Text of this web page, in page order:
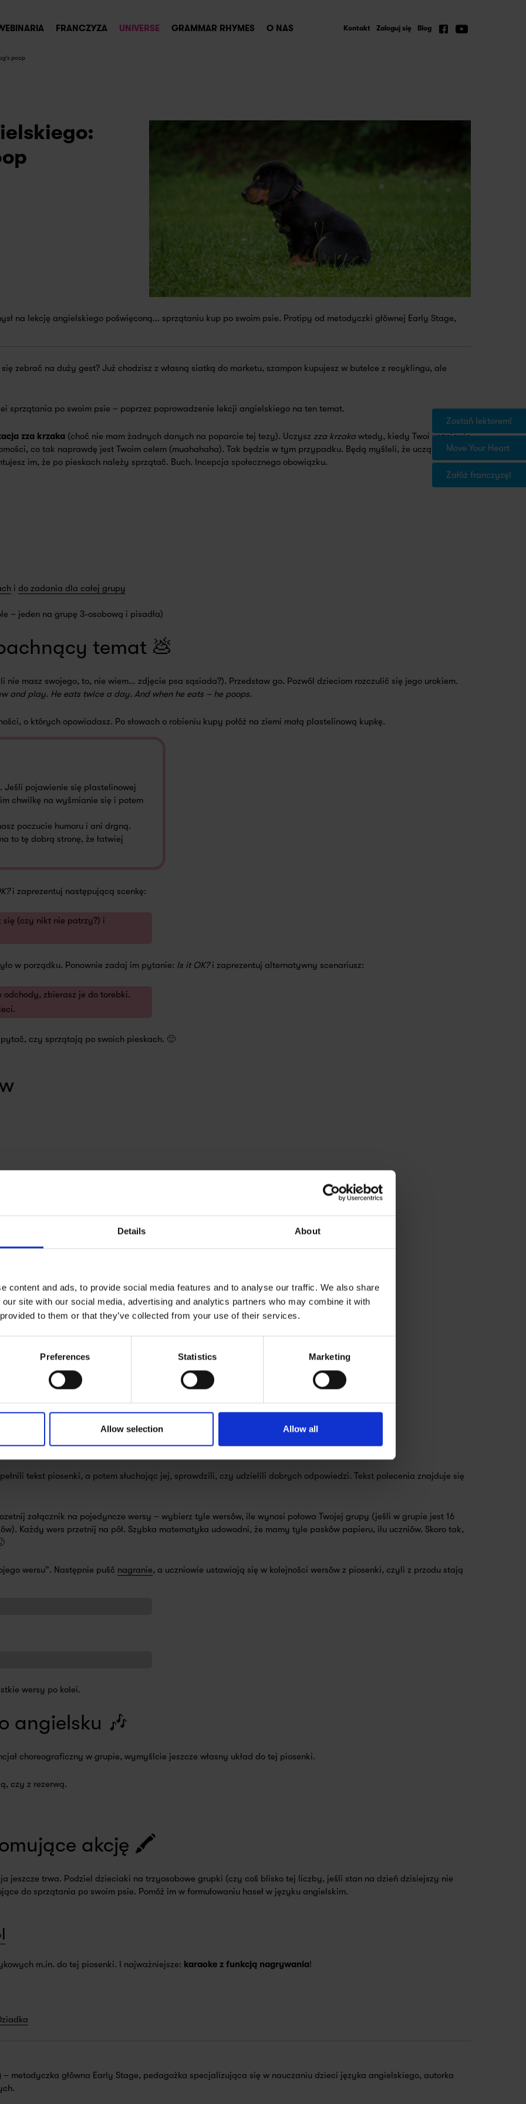
Details About
content and ads, to provide social media features and to analyse our traffic. We also share
site with our social media, advertising and analytics partners who may combine it with
to them or that they’ve collected from your use of their services.
Preferences Statistics Marketing
Allow selection Allow all
FRANCZYZA UNIVERSE GRAMMAR RHYMES O NAS
Zostań lektorem!
Move Your Heart
Załóż franczyzę!
Kontakt Zaloguj się Blog
poop
na lekcję angielskiego poświęconą... sprzątaniu kup po swoim psie. Protipy od metodyczki głównej Early Stage,
zebrać na duży gest? Już chodzisz z własną siatką do marketu, szampon kupujesz w butelce z recyklingu, ale
sprzątania po swoim psie – poprzez poprowadzenie lekcji angielskiego na ten temat.
zza krzaka (choć nie mam żadnych danych na poparcie tej tezy). Uczysz zza krzaka wtedy, kiedy Twoi uczniowie
co tak naprawdę jest Twoim celem (muahahaha). Tak będzie w tym przypadku. Będą myśleli, że uczą się
im, że po pieskach należy sprzątać. Buch. Incepcja społecznego obowiązku.
i do zadania dla całej grupy
– jeden na grupę 3-osobową i pisadła)
temat 💩
nie masz swojego, to, nie wiem… zdjęcie psa sąsiada?). Przedstaw go. Pozwól dzieciom rozczulić się jego urokiem.
and play. He eats twice a day. And when he eats – he poops.
o których opowiadasz. Po słowach o robieniu kupy połóż na ziemi małą plastelinową kupkę.
Jeśli pojawienie się plastelinowej
chwilkę na wyśmianie się i potem
poczucie humoru i ani drgną.
to tę dobrą stronę, że łatwiej
i zaprezentuj następującą scenkę:
się (czy nikt nie patrzy?) i
w porządku. Ponownie zadaj im pytanie: Is it OK?i zaprezentuj alternatywny scenariusz:
zbierasz je do torebki.
czy sprzątają po swoich pieskach. 🙂
Zapiszcie na tablicy ich pisownię.
słuchanie
your dog's poop (do ćwiczenia w parach)
your dog's poop (zadanie dla całej grupy)
tekst piosenki, a potem słuchając jej, sprawdzili, czy udzielili dobrych odpowiedzi. Tekst polecenia znajduje się
załącznik na pojedyncze wersy – wybierz tyle wersów, ile wynosi połowa Twojej grupy (jeśli w grupie jest 16
Każdy wers przetnij na pół. Szybka matematyka udowodni, że mamy tyle pasków papieru, ilu uczniów. Skoro tak,
wersu”. Następnie puść nagranie, a uczniowie ustawiają się w kolejności wersów z piosenki, czyli z przodu stają
wersy po kolei.
angielsku 🎶
choreograficzny w grupie, wymyślcie jeszcze własny układ do tej piosenki.
czy z rezerwą.
akcję 🖍️
jeszcze trwa. Podziel dzieciaki na trzyosobowe grupki (czy coś blisko tej liczby, jeśli stan na dzień dzisiejszy nie
do sprzątania po swoim psie. Pomóż im w formułowaniu haseł w języku angielskim.
m.in. do tej piosenki. I najważniejsze: karaoke z funkcją nagrywania!
– metodyczka główna Early Stage, pedagożka specjalizująca się w nauczaniu dzieci języka angielskiego, autorka